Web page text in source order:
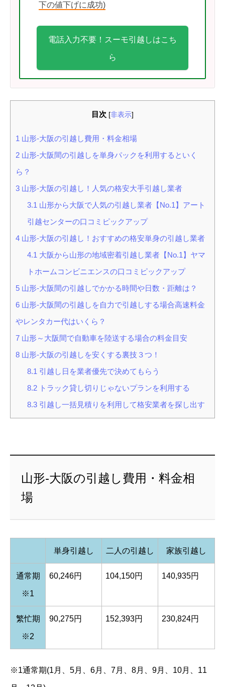
下の値下げに成功)
電話入力不要！スーモ引越しはこち
ら
目次 [非表示]
1 山形-大阪の引越し費用・料金相場
2 山形-大阪間の引越しを単身パックを利用するといく
ら？
3 山形-大阪の引越し！人気の格安大手引越し業者
3.1 山形から大阪で人気の引越し業者【No.1】アート
引越センターの口コミピックアップ
4 山形-大阪の引越し！おすすめの格安単身の引越し業者
4.1 大阪から山形の地域密着引越し業者【No.1】ヤマ
トホームコンビニエンスの口コミピックアップ
5 山形-大阪間の引越しでかかる時間や日数・距離は？
6 山形-大阪間の引越しを自力で引越しする場合高速料金
やレンタカー代はいくら？
7 山形～大阪間で自動車を陸送する場合の料金目安
8 山形-大阪の引越しを安くする裏技３つ！
8.1 引越し日を業者優先で決めてもらう
8.2トラック貸し切りじゃないプランを利用する
8.3引越し一括見積りを利用して格安業者を探し出す
山形-大阪の引越し費用・料金相
場
単身引越し 二人の引越し 家族引越し
通常期
※1
60,246円 104,150円 140,935円
繁忙期
※2
90,275円 152,393円 230,824円
※1通常期(1月、5月、6月、7月、8月、9月、10月、11